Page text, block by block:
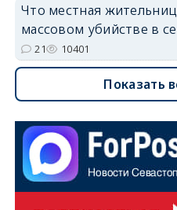
Что местная
массовом убийстве в
21 10401
Показать